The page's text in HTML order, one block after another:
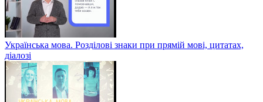
Українська мова. Розділові знаки при прямій мові, цитатах,
діалозі